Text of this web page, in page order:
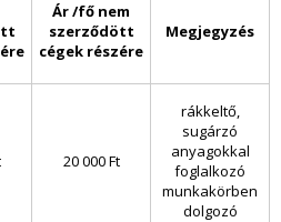
Ár /fő nem
szerződött
cégek részére
Megjegyzés
20 000 Ft
rákkeltő,
sugárzó
anyagokkal
foglalkozó
munkakörben
dolgozó